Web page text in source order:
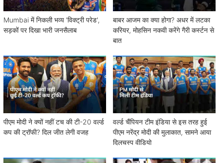
Mumbai में निकली भव्य 'विक्ट्री परेड',
सड़कों पर दिखा भारी जनसैलाब
बाबर आजम का क्या होगा? अधर में लटका
करियर, मोहसिन नकवी करेंगे गैरी कर्स्टन से
बात
पीएम मोदी ने क्यों नहीं टच की टी-20 वर्ल्ड
कप की ट्रॉफी? दिल जीत लेगी वजह
वर्ल्ड चैंपियन टीम इंडिया से इस तरह हुई
पीएम नरेंद्र मोदी की मुलाकात, सामने आया
दिलचस्प वीडियो